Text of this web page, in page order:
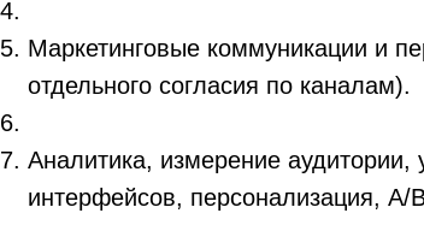
Маркетинговые коммуникации и
отдельного согласия по каналам).
Аналитика, измерение аудитории,
интерфейсов, персонализация, A/